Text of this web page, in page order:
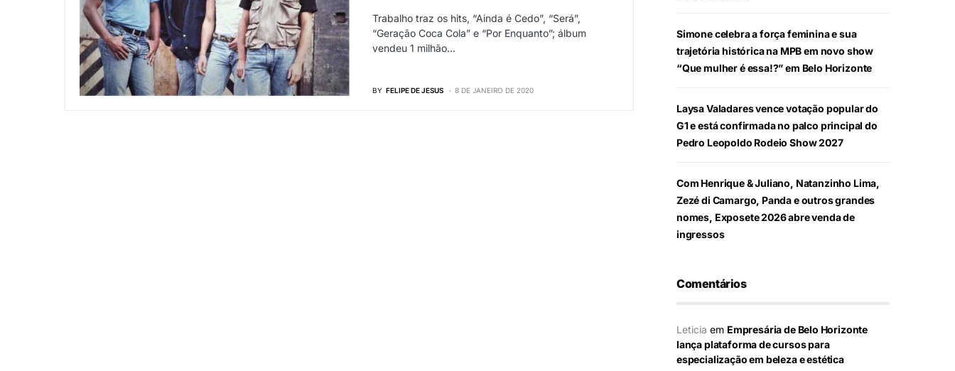
Trabalho traz os hits, “Ainda é Cedo”, “Será”,
“Geração Coca Cola” e “Por Enquanto”; álbum
vendeu 1 milhão…
BY FELIPE DE JESUS 8 DE JANEIRO DE 2020
Simone celebra a força feminina e sua
trajetória histórica na MPB em novo show
“Que mulher é essa!?” em Belo Horizonte
Laysa Valadares vence votação popular do
G1 e está confirmada no palco principal do
Pedro Leopoldo Rodeio Show 2027
Com Henrique & Juliano, Natanzinho Lima,
Zezé di Camargo, Panda e outros grandes
nomes, Exposete 2026 abre venda de
ingressos
Comentários
Leticia em Empresária de Belo Horizonte
lança plataforma de cursos para
especialização em beleza e estética